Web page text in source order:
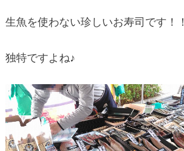
生魚を使わない珍しいお寿司です！！
独特ですよね♪